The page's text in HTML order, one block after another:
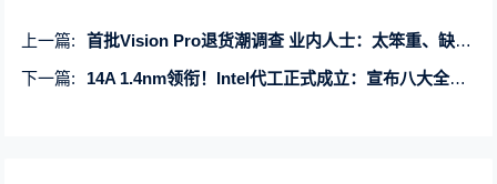
上一篇:
首批Vision Pro退货潮调查 业内人士：太笨重、缺少“杀手级应用”
下一篇:
14A 1.4nm领衔！Intel代工正式成立：宣布八大全新制造工艺